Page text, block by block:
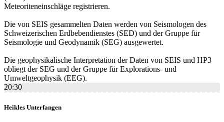
Meteoriteneinschläge registrieren.
Die von SEIS gesammelten Daten werden von Seismologen des
Schweizerischen Erdbebendienstes (SED) und der Gruppe für
Seismologie und Geodynamik (SEG) ausgewertet.
Die geophysikalische Interpretation der Daten von SEIS und HP3
obliegt der SEG und der Gruppe für Explorations- und
Umweltgeophysik (EEG).
20:30
Heikles Unterfangen